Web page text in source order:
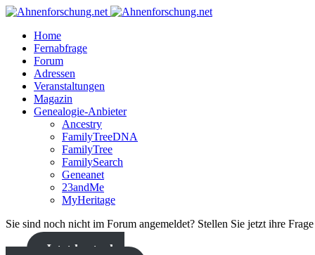
Home
Fernabfrage
Forum
Adressen
Veranstaltungen
Magazin
Genealogie-Anbieter
Ancestry
FamilyTreeDNA
FamilyTree
FamilySearch
Geneanet
23andMe
MyHeritage
Sie sind noch nicht im Forum angemeldet? Stellen Sie jetzt ihre
Jetzt kostenlos